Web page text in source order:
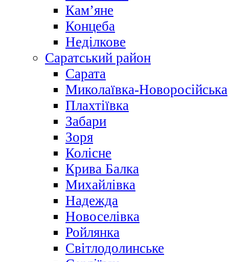
Кам’яне
Концеба
Неділкове
Саратський район
Сарата
Миколаївка-Новоросійська
Плахтіївка
Забари
Зоря
Колісне
Крива Балка
Михайлівка
Надежда
Новоселівка
Ройлянка
Світлодолинське